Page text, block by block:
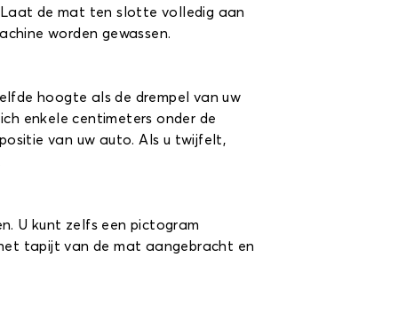
de mat ten slotte volledig aan
worden gewassen.
hoogte als de drempel van uw
enkele centimeters onder de
van uw auto. Als u twijfelt,
U kunt zelfs een pictogram
tapijt van de mat aangebracht en